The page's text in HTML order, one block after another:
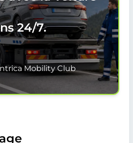
24/7.
Mobility Club